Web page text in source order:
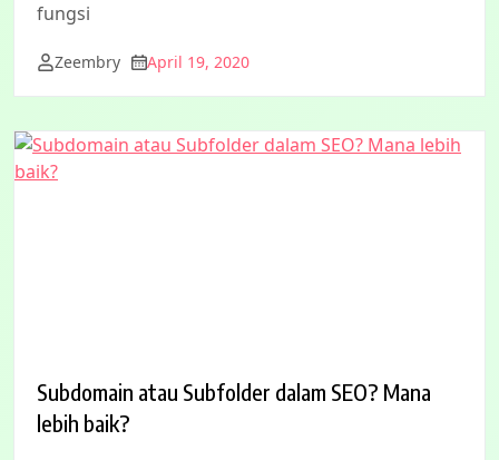
fungsi
Zeembry April 19, 2020
Subdomain atau Subfolder dalam SEO? Mana
lebih baik?